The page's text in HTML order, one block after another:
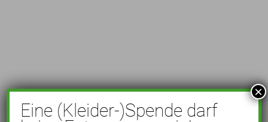
Eine (Kleider-)Spende darf
×